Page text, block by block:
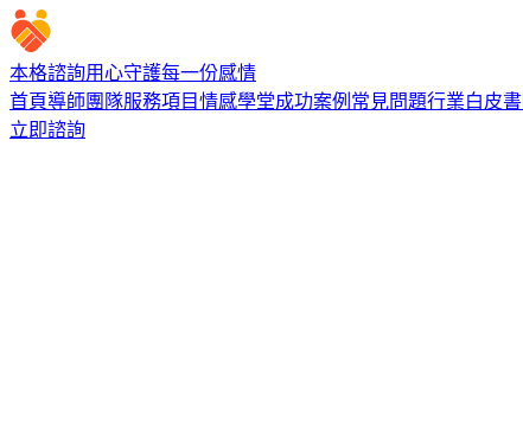
本格諮詢用心守護每一份感情
首頁導師團隊服務項目情感學堂成功案例 常見問題行業白皮書
立即諮詢